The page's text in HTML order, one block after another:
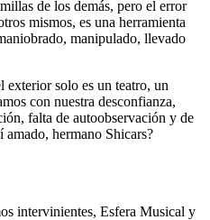
de los demás, pero el error
mismos, es una herramienta
manipulado, llevado
exterior solo es un teatro, un
con nuestra desconfianza,
falta de autoobservación y de
amado, hermano Shicars?
intervinientes, Esfera Musical y